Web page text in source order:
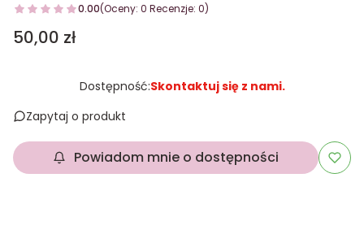
0.00(Oceny: 0 Recenzje: 0)
Cena
50,00 zł
Dostępność:Skontaktuj się z nami.
Zapytaj o produkt
Powiadom mnie o dostępności